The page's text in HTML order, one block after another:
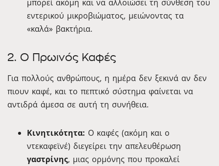
μπορεί ακόμη και να αλλοιώσει τη σύνθεση του
εντερικού μικροβιώματος, μειώνοντας τα
«καλά» βακτήρια.
2. Ο Πρωινός Καφές
Για πολλούς ανθρώπους, η ημέρα δεν ξεκινά αν δεν
πιουν καφέ, και το πεπτικό σύστημα φαίνεται να
αντιδρά άμεσα σε αυτή τη συνήθεια.
Κινητικότητα: Ο καφές (ακόμη και ο
ντεκαφεϊνέ) διεγείρει την απελευθέρωση
γαστρίνης, μιας ορμόνης που προκαλεί